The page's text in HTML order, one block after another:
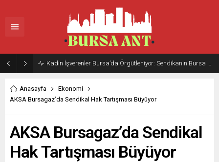
Kadın İşverenler Bursa’da Örgütleniyor: Sendikanın Bursa Şubesi İçin İlk Adım
Anasayfa
Ekonomi
AKSA Bursagaz’da Sendikal Hak Tartışması Büyüyor
AKSA Bursagaz’da Sendikal
Hak Tartışması Büyüyor